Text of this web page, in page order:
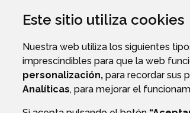
Este sitio utiliza cookies
Nuestra web utiliza los siguientes
imprescindibles para que la web
personalización, para recordar sus
Analíticas, para mejorar el
CALLEJERO